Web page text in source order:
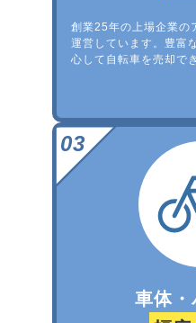
創業25年の上場企業の
運営しています。豊富
心して自転車を売却で
車体・